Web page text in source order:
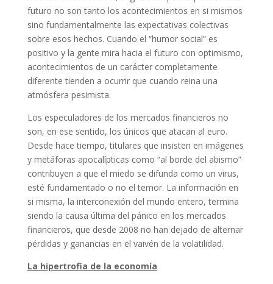
futuro no son tanto los acontecimientos en si mismos
sino fundamentalmente las expectativas colectivas
sobre esos hechos. Cuando el “humor social” es
positivo y la gente mira hacia el futuro con optimismo,
acontecimientos de un carácter completamente
diferente tienden a ocurrir que cuando reina una
atmósfera pesimista.
Los especuladores de los mercados financieros no
son, en ese sentido, los únicos que atacan al euro.
Desde hace tiempo, titulares que insisten en imágenes
y metáforas apocalípticas como “al borde del abismo”
contribuyen a que el miedo se difunda como un virus,
esté fundamentado o no el temor. La información en
si misma, la interconexión del mundo entero, termina
siendo la causa última del pánico en los mercados
financieros, que desde 2008 no han dejado de alternar
pérdidas y ganancias en el vaivén de la volatilidad.
La hipertrofia de la economía